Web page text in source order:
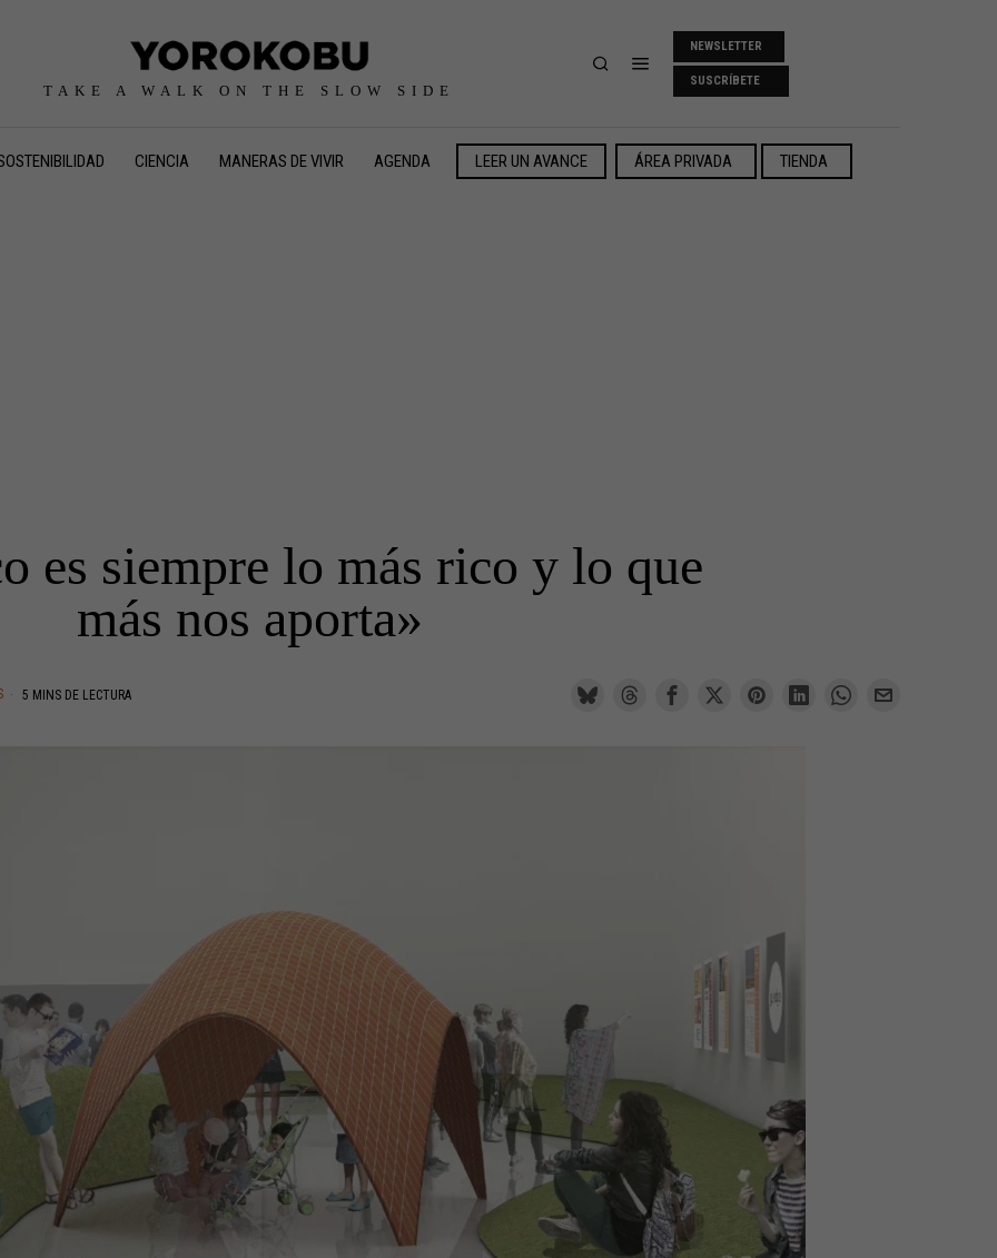
TAKE A WALK ON THE SLOW SIDE
NEWSLETTER
SUSCRÍBETE
CIENCIA MANERAS DE VIVIR AGENDA LEER UN AVANCE ÁREA PRIVADA TIENDA
es siempre lo más rico y lo que
más nos aporta»
5 MINS DE LECTURA